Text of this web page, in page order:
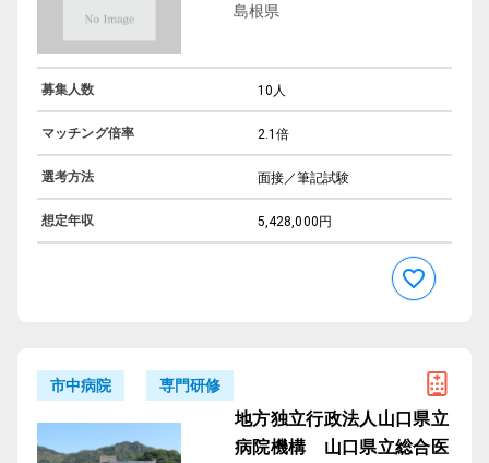
島根県
募集人数 10人
マッチング倍率 2.1倍
選考方法 面接／筆記試験
想定年収 5,428,000円
市中病院 専門研修
地方独立行政法人山口県立
病院機構 山口県立総合医